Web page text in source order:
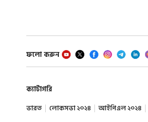
ফলো করুন
ক্যাটাগরি
ভারত
লোকসভা ২০২৪ আইপিএল ২০২৪